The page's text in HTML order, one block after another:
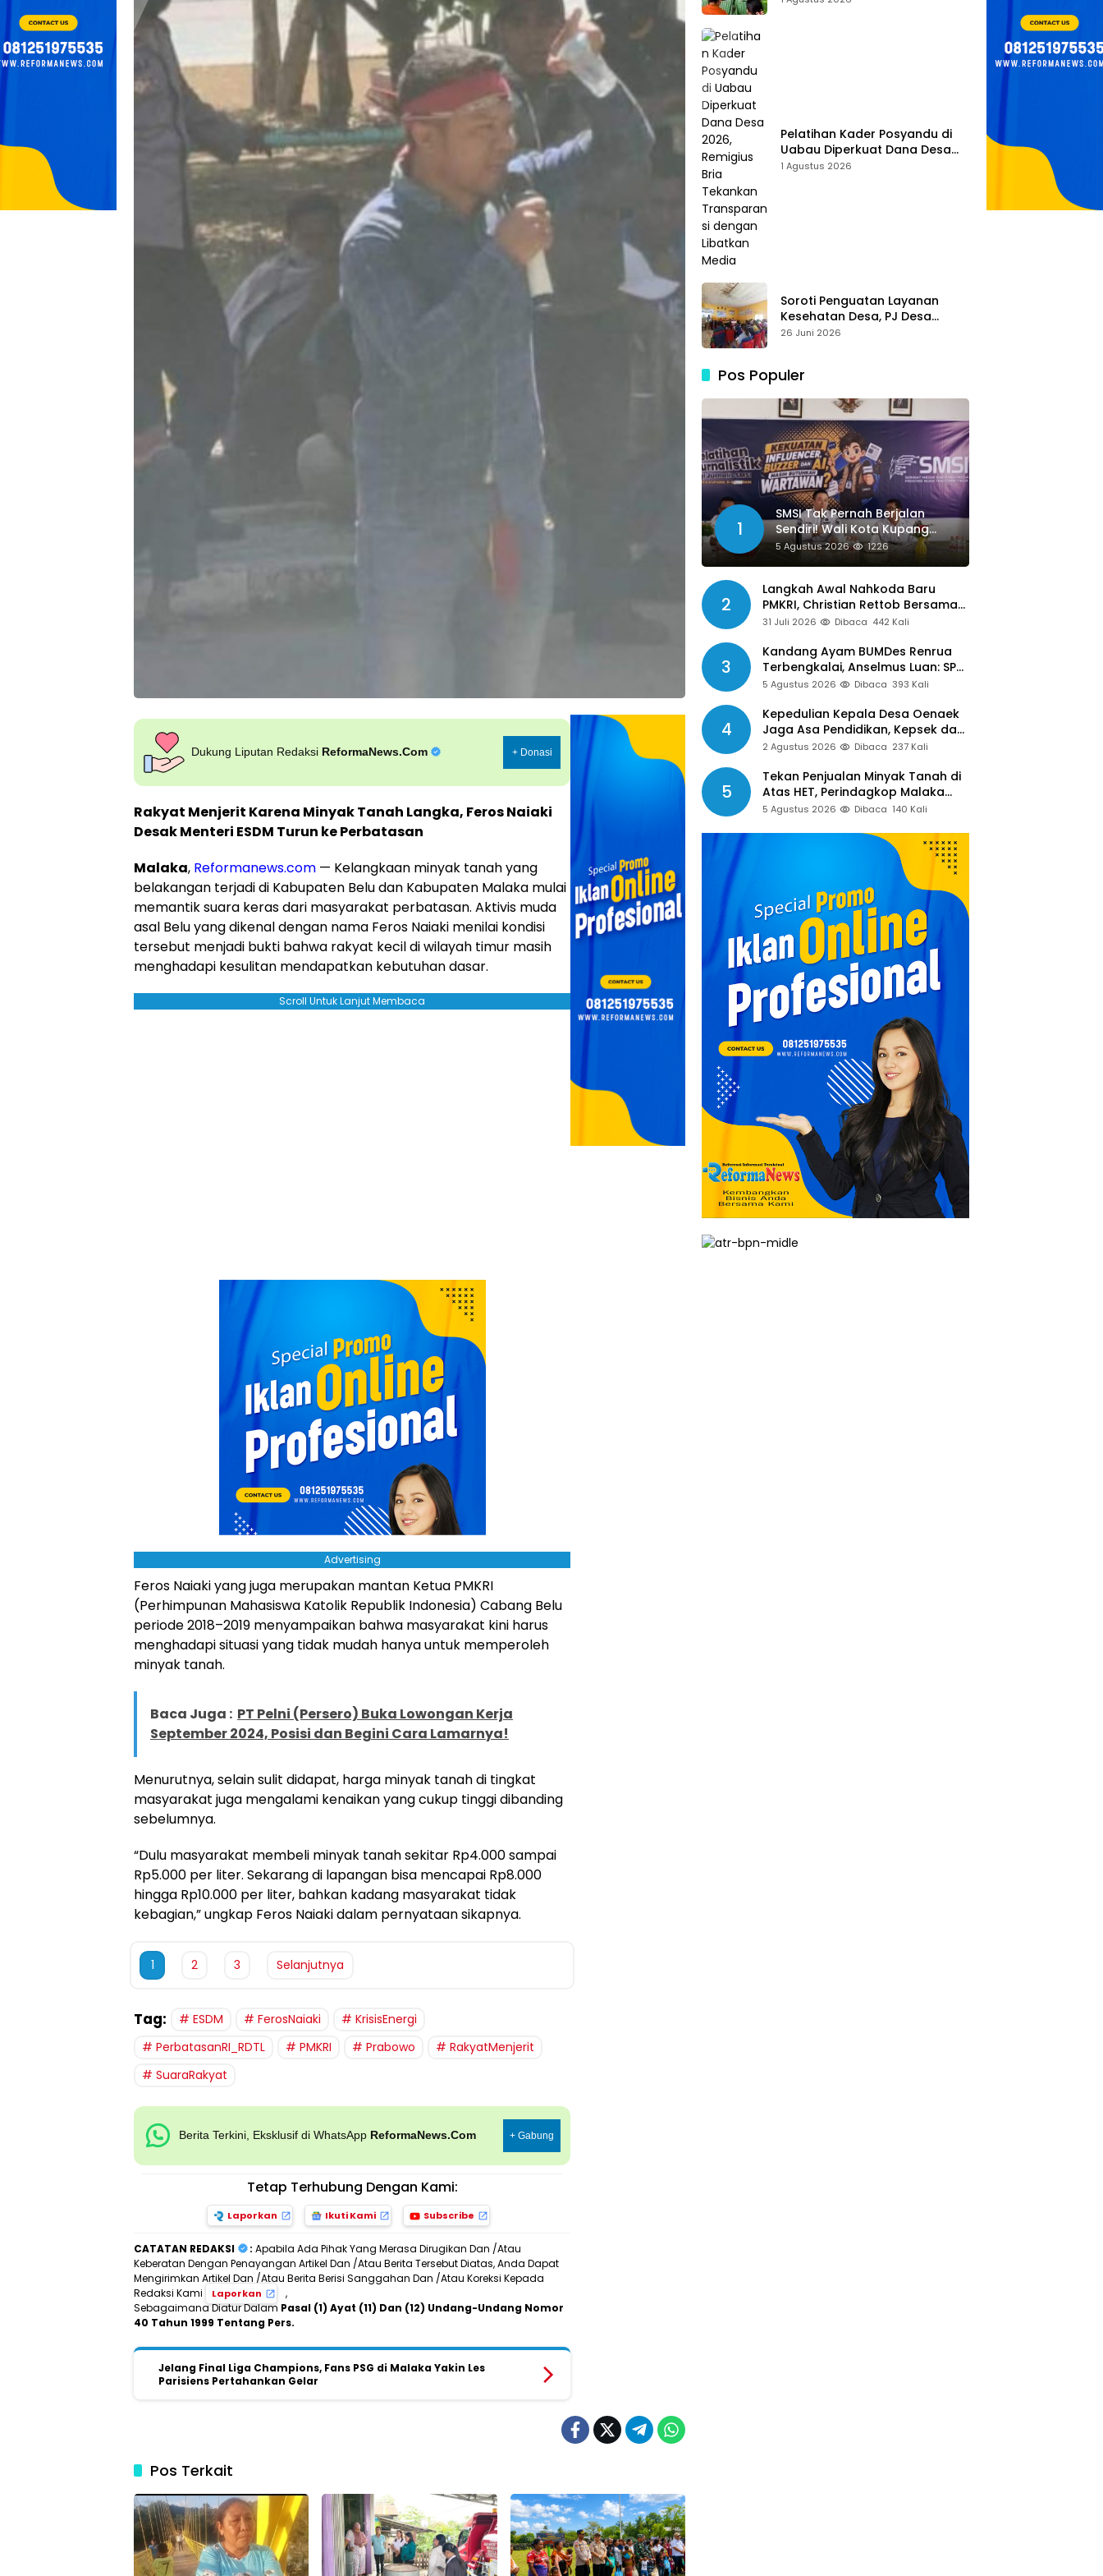
Dukung Liputan Redaksi ReformaNews.Com + Donasi
Rakyat Menjerit Karena Minyak Tanah Langka, Feros Naiaki
Desak Menteri ESDM Turun ke Perbatasan
Malaka, Reformanews.com — Kelangkaan minyak tanah yang
belakangan terjadi di Kabupaten Belu dan Kabupaten Malaka mulai
memantik suara keras dari masyarakat perbatasan. Aktivis muda
asal Belu yang dikenal dengan nama Feros Naiaki menilai kondisi
tersebut menjadi bukti bahwa rakyat kecil di wilayah timur masih
menghadapi kesulitan mendapatkan kebutuhan dasar.
Scroll Untuk Lanjut Membaca
Advertising
Feros Naiaki yang juga merupakan mantan Ketua PMKRI
(Perhimpunan Mahasiswa Katolik Republik Indonesia) Cabang Belu
periode 2018–2019 menyampaikan bahwa masyarakat kini harus
menghadapi situasi yang tidak mudah hanya untuk memperoleh
minyak tanah.
Baca Juga : PT Pelni (Persero) Buka Lowongan Kerja
September 2024, Posisi dan Begini Cara Lamarnya!
Menurutnya, selain sulit didapat, harga minyak tanah di tingkat
masyarakat juga mengalami kenaikan yang cukup tinggi dibanding
sebelumnya.
“Dulu masyarakat membeli minyak tanah sekitar Rp4.000 sampai
Rp5.000 per liter. Sekarang di lapangan bisa mencapai Rp8.000
hingga Rp10.000 per liter, bahkan kadang masyarakat tidak
kebagian,” ungkap Feros Naiaki dalam pernyataan sikapnya.
1 2 3 Selanjutnya
Tag: ESDM FerosNaiaki
KrisisEnergi
PerbatasanRI_RDTL
PMKRI Prabowo
RakyatMenjerit
SuaraRakyat
Berita Terkini, Eksklusif di WhatsApp ReformaNews.Com + Gabung
Tetap Terhubung Dengan Kami:
Laporkan Ikuti Kami Subscribe
CATATAN REDAKSI : Apabila Ada Pihak Yang Merasa Dirugikan Dan /Atau
Keberatan Dengan Penayangan Artikel Dan /Atau Berita Tersebut Diatas, Anda Dapat
Mengirimkan Artikel Dan /Atau Berita Berisi Sanggahan Dan /Atau Koreksi Kepada
Redaksi Kami
Laporkan
,
Sebagaimana Diatur Dalam Pasal (1) Ayat (11) Dan (12) Undang-Undang Nomor
40 Tahun 1999 Tentang Pers.
Jelang Final Liga Champions, Fans PSG di Malaka Yakin Les
Parisiens Pertahankan Gelar
Pos Terkait
Pelatihan Kader Posyandu di
Uabau Diperkuat Dana Desa
2026, Remigius Bria Tekankan
1 Agustus 2026
Soroti Penguatan Layanan
Kesehatan Desa, PJ Desa
Kereana Willybrodus K. Khun,
26 Juni 2026
Pos Populer
1
SMSI Tak Pernah Berjalan
Sendiri! Wali Kota Kupang
Siap Libatkan Jurnalis dalam
Publikasi Program Pemkot
5 Agustus 2026 1226
2
Langkah Awal Nahkoda Baru
PMKRI, Christian Rettob Bersama
DPC PMKRI Ruteng Temui Bupati
Masa Depan
31 Juli 2026 Dibaca 442 Kali
3
Kandang Ayam BUMDes Renrua
Terbengkalai, Anselmus Luan: SPJ
Belum Rampung, Hak Aparat Desa
5 Agustus 2026 Dibaca 393 Kali
4
Kepedulian Kepala Desa Oenaek
Jaga Asa Pendidikan, Kepsek dan
Guru Sampaikan Apresiasi
2 Agustus 2026 Dibaca 237 Kali
5
Tekan Penjualan Minyak Tanah di
Atas HET, Perindagkop Malaka
Siapkan Spanduk dan Nomor
5 Agustus 2026 Dibaca 140 Kali